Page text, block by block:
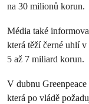
na 30 milionů korun.
Média také
která těží černé uhlí
5 až 7 miliard korun.
V dubnu
která po vládě